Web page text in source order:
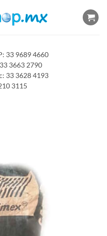
33 9689 4660
3663 2790
33 3628 4193
3115